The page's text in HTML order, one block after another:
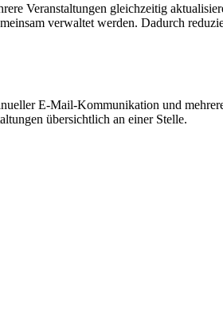
Veranstaltungen gleichzeitig
verwaltet werden. Dadurch
E-Mail-Kommunikation und
übersichtlich an einer Stelle.